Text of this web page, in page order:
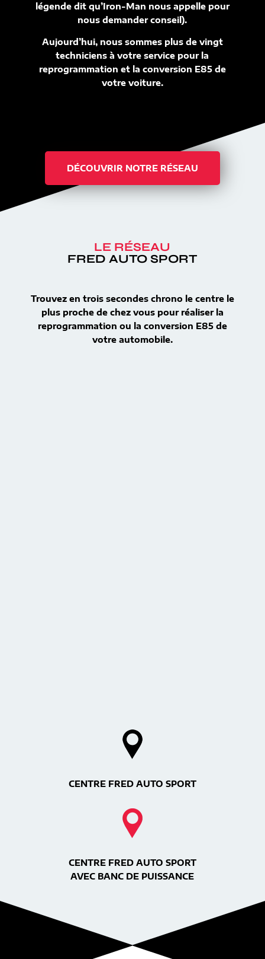
légende dit qu’Iron-Man nous appelle pour
nous demander conseil).
Aujourd’hui, nous sommes plus de vingt
techniciens à votre service pour la
reprogrammation et la conversion E85 de
votre voiture.
DÉCOUVRIR NOTRE RÉSEAU
LE RÉSEAU
FRED AUTO SPORT
Trouvez en trois secondes chrono le centre le
plus proche de chez vous pour réaliser la
reprogrammation ou la conversion E85 de
votre automobile.
CENTRE FRED AUTO SPORT
CENTRE FRED AUTO SPORT
AVEC BANC DE PUISSANCE